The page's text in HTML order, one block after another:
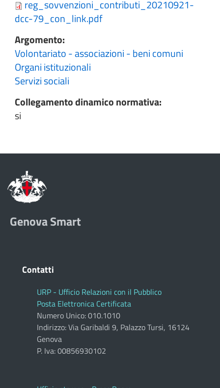
reg_sovvenzioni_contributi_20210921-
dcc-79_con_link.pdf
Argomento:
Volontariato - associazioni - beni comuni
Organi istituzionali
Servizi sociali
Collegamento dinamico normativa:
si
Genova Smart
Contatti
URP - Ufficio Relazioni con il Pubblico
Posta Elettronica Certificata
Numero Unico: 010.1010
Indirizzo: Via Garibaldi 9, Palazzo Tursi, 16124
Genova
P. Iva: 00856930102